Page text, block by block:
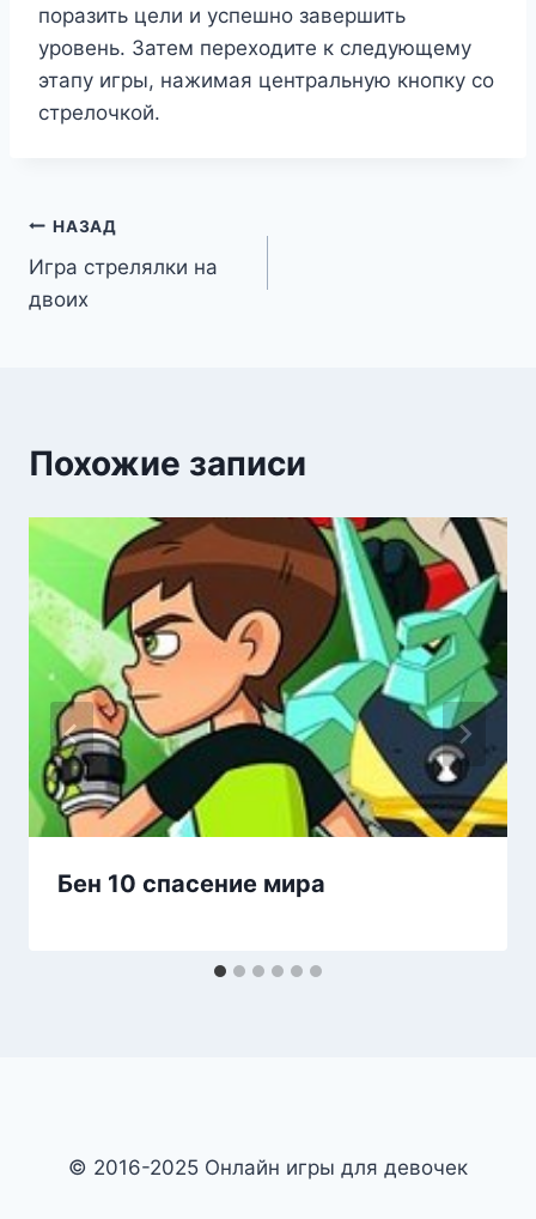
поразить цели и успешно завершить
уровень. Затем переходите к следующему
этапу игры, нажимая центральную кнопку со
стрелочкой.
Навигация
по
НАЗАД
Игра стрелялки на
двоих
Похожие записи
Бен 10 спасение мира
© 2016-2025 Онлайн игры для девочек